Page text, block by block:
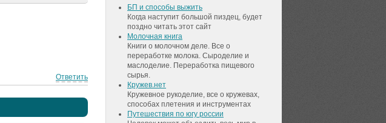
Ответить
БП и способы выжить
Когда наступит большой пиздец, будет
поздно читать этот сайт
Молочная книга
Книги о молочном деле. Все о
переработке молока. Сыроделие и
маслоделие. Переработка пищевого
сырья.
Кружев.нет
Кружевное рукоделие, все о кружевах,
способах плетения и инструментах
Путешествия по югу россии